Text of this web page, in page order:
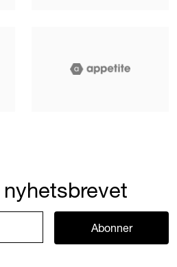
Abonner